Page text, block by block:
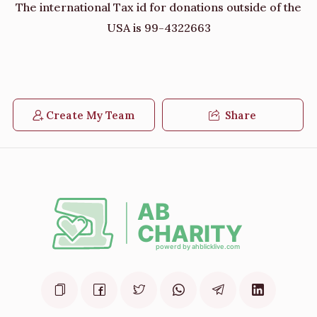
The international Tax id for donations outside of the
USA is 99-4322663
Create My Team Share